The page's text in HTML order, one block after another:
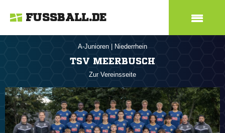
FUSSBALL.DE
A-Junioren Niederrhein
TSV MEERBUSCH
Zur Vereinsseite